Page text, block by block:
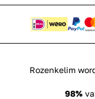
Rozenkelim
98%